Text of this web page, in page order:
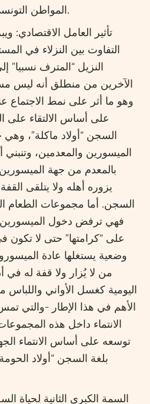
المواطن التونسي طيلة عقود من الزمن.
تأثير العامل الاقتصادي:
التفاوت بين النزلاء في
النزيل “المترف نسبيا”
الآخرين من منطلق أنه ليس
وهو ما أثر على نمط الاجتماع
على أساس الالتقاء على
السجن “أولاد ماكلة”،
الميسورين والمعدمين،
بالمعدم من جهة
يزوره أهله ولا يتلقى
السجن. أما مجموعات الطعام
فهي ترفض دخول الميسورين
على “كرامتها” حتى لا
وضعية يستغلها عادة
من لا يُزار ولا قفة له في
اليومية كغسل الأواني واللباس
الأهم في هذا الإطار -والتي
الانتماء داخل هذه
توسعه على أساس الانتماء
بلغة السجن “أولاد
السمة الكبرى الثانية لحياة